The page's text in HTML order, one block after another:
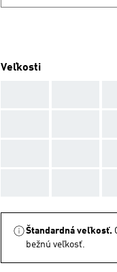
Veľkosti
Štandardná veľkosť.
bežnú veľkosť.